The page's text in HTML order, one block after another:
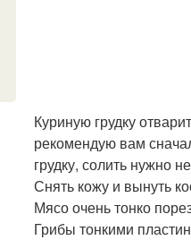
Куриную грудку
рекомендую вам
грудку, солить нужно
Снять кожу и вынуть
Мясо очень тонко
Грибы тонкими